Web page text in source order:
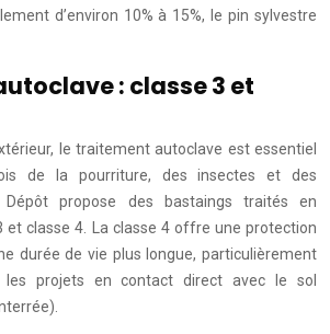
d’environ 10% à 15%, le pin sylvestre
: classe 3 et
le traitement autoclave est essentiel
de la pourriture, des insectes et des
Dépôt propose des bastaings traités en
et classe 4. La classe 4 offre une protection
durée de vie plus longue, particulièrement
les projets en contact direct avec le sol